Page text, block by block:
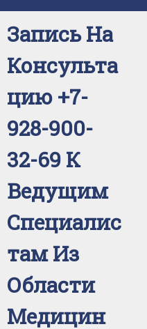
Запись На
Консульта
Цию +7-
928-900-
32-69 К
Ведущим
Специалис
Там Из
Области
Медицин